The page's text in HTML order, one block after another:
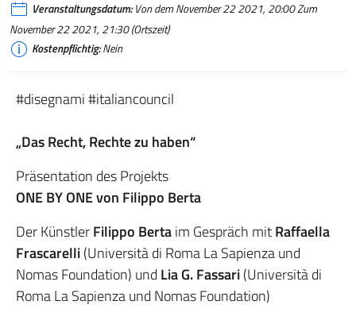
Veranstaltungsdatum:Von dem November 22 2021, 20:00 Zum
November 22 2021, 21:30 (Ortszeit)
Kostenpflichtig:Nein
#disegnami #italiancouncil
„Das Recht, Rechte zu haben“
Präsentation des Projekts
ONE BY ONE von Filippo Berta
Der KünstlerFilippo Bertaim Gespräch mitRaffaella
Frascarelli(Università di Roma La Sapienza und
Nomas Foundation) und Lia G. Fassari(Università di
Roma La Sapienza und Nomas Foundation)